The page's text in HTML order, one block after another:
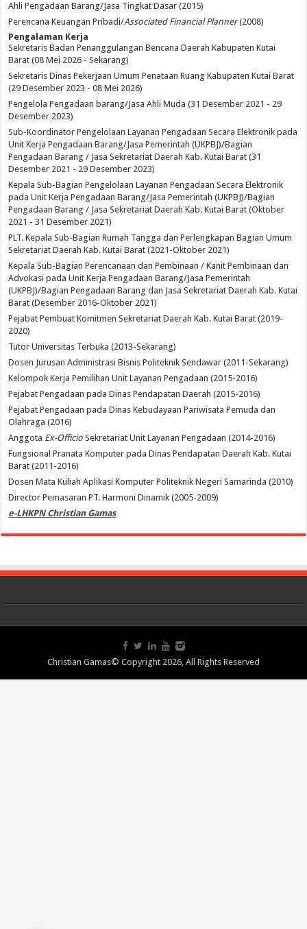
Ahli Pengadaan Barang/Jasa Tingkat Dasar (2015)
Perencana Keuangan Pribadi/Associated Financial Planner(2008)
Pengalaman Kerja
Sekretaris Badan Penanggulangan Bencana Daerah Kabupaten Kutai
Barat (08 Mei 2026 - Sekarang)
Sekretaris Dinas Pekerjaan Umum Penataan Ruang Kabupaten Kutai Barat
(29 Desember 2023 - 08 Mei 2026)
Pengelola Pengadaan barang/Jasa Ahli Muda (31 Desember 2021 - 29
Desember 2023)
Sub-Koordinator Pengelolaan Layanan Pengadaan Secara Elektronik pada
Unit Kerja Pengadaan Barang/Jasa Pemerintah (UKPBJ)/Bagian
Pengadaan Barang / Jasa Sekretariat Daerah Kab. Kutai Barat (31
Desember 2021 - 29 Desember 2023)
Kepala Sub-Bagian Pengelolaan Layanan Pengadaan Secara Elektronik
pada Unit Kerja Pengadaan Barang/Jasa Pemerintah (UKPBJ)/Bagian
Pengadaan Barang / Jasa Sekretariat Daerah Kab. Kutai Barat (Oktober
2021 - 31 Desember 2021)
PLT. Kepala Sub-Bagian Rumah Tangga dan Perlengkapan Bagian Umum
Sekretariat Daerah Kab. Kutai Barat (2021-Oktober 2021)
Kepala Sub-Bagian Perencanaan dan Pembinaan / Kanit Pembinaan dan
Advokasi pada Unit Kerja Pengadaan Barang/Jasa Pemerintah
(UKPBJ)/Bagian Pengadaan Barang dan Jasa Sekretariat Daerah Kab. Kutai
Barat (Desember 2016-Oktober 2021)
Pejabat Pembuat Komitmen Sekretariat Daerah Kab. Kutai Barat (2019-
2020)
Tutor Universitas Terbuka (2013-Sekarang)
Dosen Jurusan Administrasi Bisnis Politeknik Sendawar (2011-Sekarang)
Kelompok Kerja Pemilihan Unit Layanan Pengadaan (2015-2016)
Pejabat Pengadaan pada Dinas Pendapatan Daerah (2015-2016)
Pejabat Pengadaan pada Dinas Kebudayaan Pariwisata Pemuda dan
Olahraga (2016)
Anggota Ex-Officio Sekretariat Unit Layanan Pengadaan (2014-2016)
Fungsional Pranata Komputer pada Dinas Pendapatan Daerah Kab. Kutai
Barat (2011-2016)
Dosen Mata Kuliah Aplikasi Komputer Politeknik Negeri Samarinda (2010)
Director Pemasaran PT. Harmoni Dinamik (2005-2009)
e-LHKPN Christian Gamas
Christian Gamas© Copyright 2026, All Rights Reserved